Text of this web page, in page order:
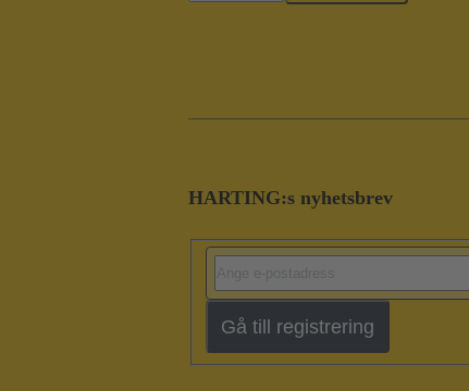
HARTING:s nyhetsbrev
Gå till registrering